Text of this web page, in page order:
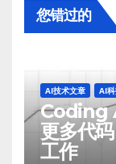
您错过的
AI技术文章 AI
Coding
更多代
工作